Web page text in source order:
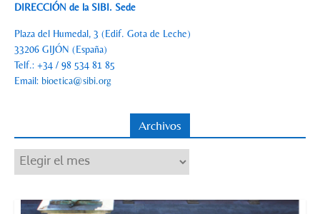
DIRECCIÓN de la SIBI. Sede
Plaza del Humedal, 3 (Edif. Gota de Leche)
33206 GIJÓN (España)
Telf.: +34 / 98 534 81 85
Email: bioetica@sibi.org
Archivos
Archivos